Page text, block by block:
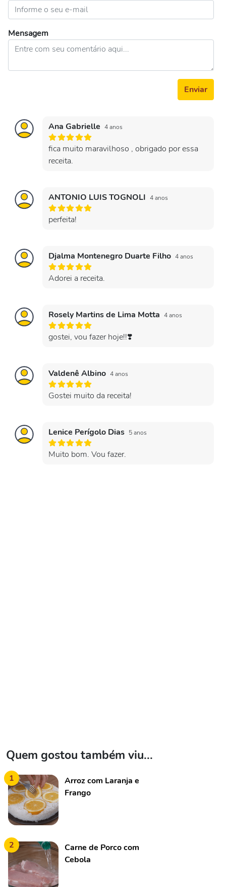
Mensagem
Enviar
Ana Gabrielle 4 anos
fica muito maravilhoso , obrigado por essa
receita.
ANTONIO LUIS TOGNOLI 4 anos
perfeita!
Djalma Montenegro Duarte Filho 4 anos
Adorei a receita.
Rosely Martins de Lima Motta 4 anos
gostei, vou fazer hoje!!❣️
Valdenê Albino 4 anos
Gostei muito da receita!
Lenice Perígolo Dias 5 anos
Muito bom. Vou fazer.
Quem gostou também viu...
1
Arroz com Laranja e
Frango
2
Carne de Porco com
Cebola